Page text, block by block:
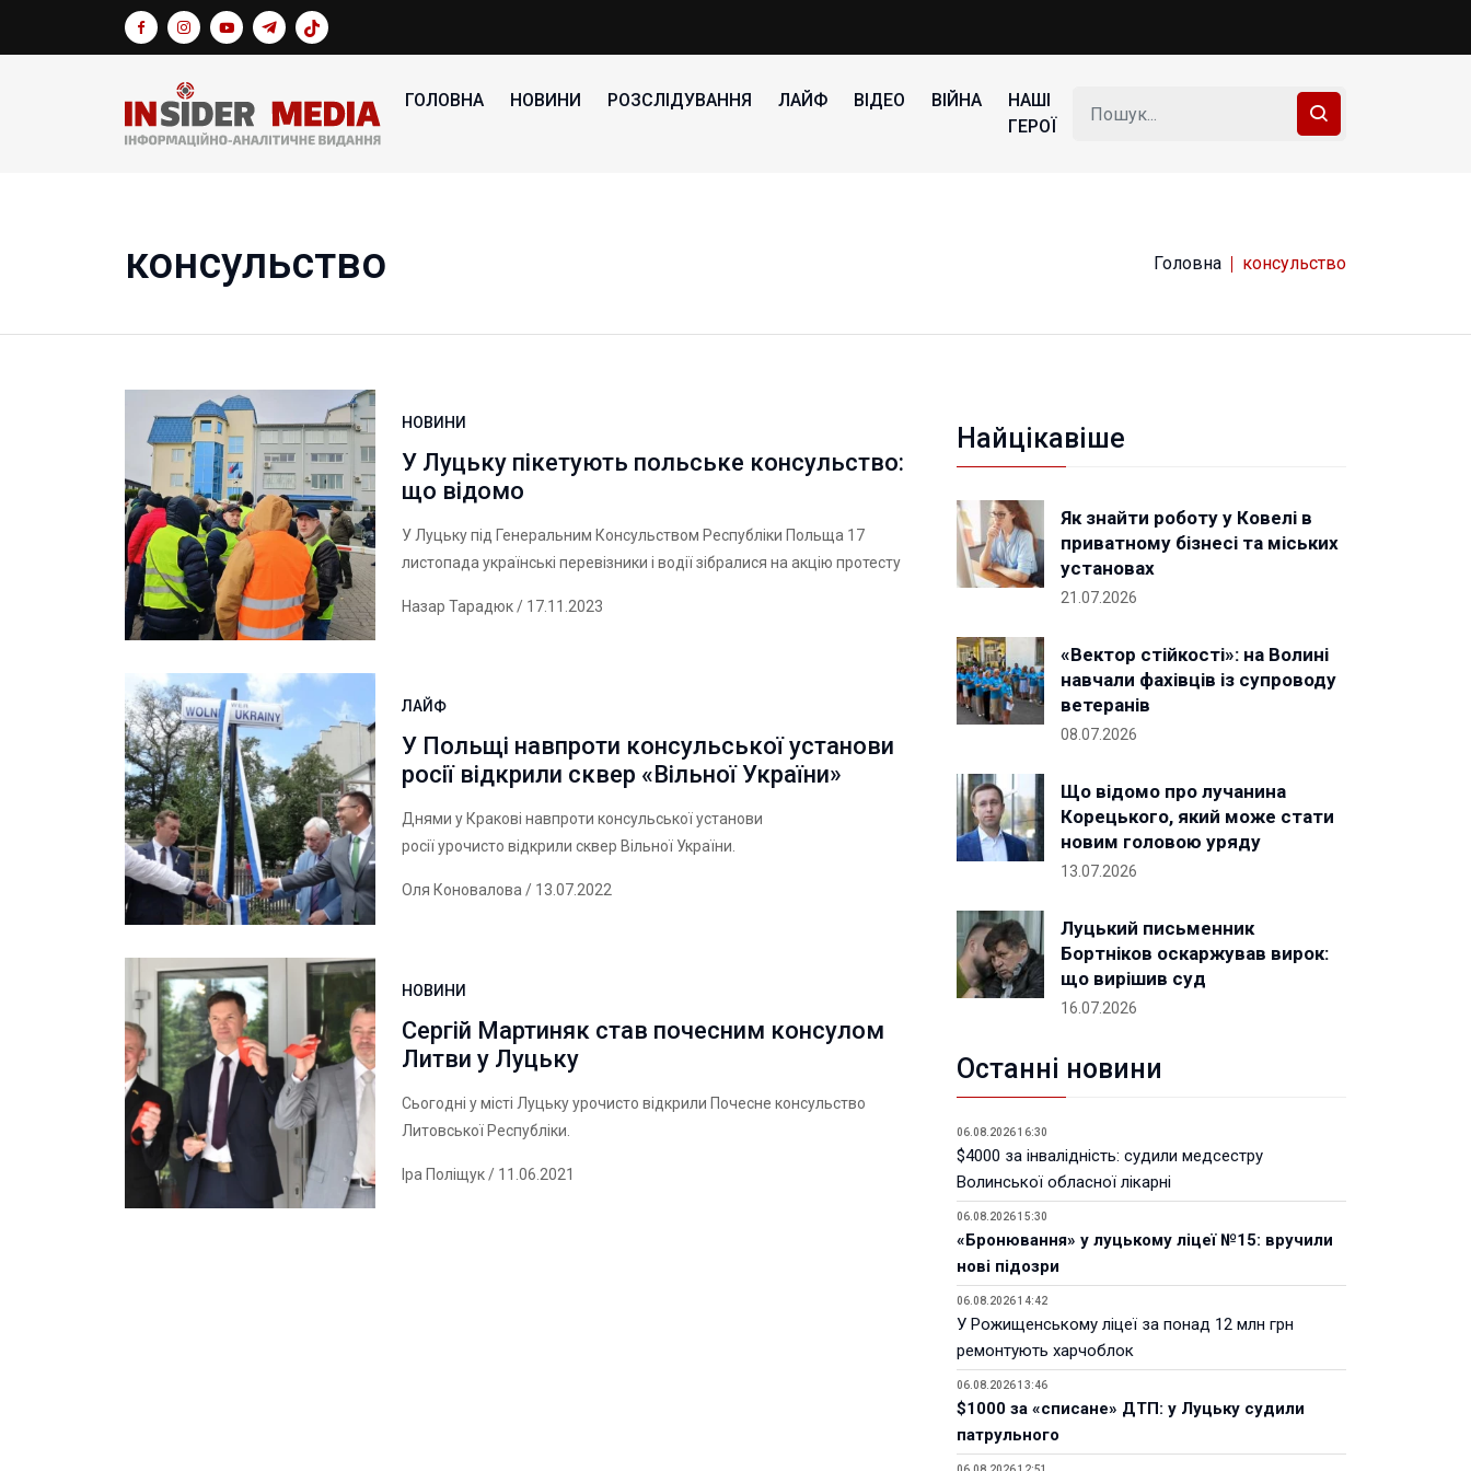
ГОЛОВНА НОВИНИ РОЗСЛІДУВАННЯ ЛАЙФ ВІДЕО ВІЙНА
НАШІ
ГЕРОЇ
консульство Головна консульство
НОВИНИ
У Луцьку пікетують польське консульство:
що відомо
У Луцьку під Генеральним Консульством Республіки Польща 17
листопада українські перевізники і водії зібралися на акцію протесту
Назар Тарадюк/ 17.11.2023
ЛАЙФ
У Польщі навпроти консульської установи
росії відкрили сквер «Вільної України»
Днями у Кракові навпроти консульської установи
росії урочисто відкрили сквер Вільної України.
Оля Коновалова/ 13.07.2022
НОВИНИ
Сергій Мартиняк став почесним консулом
Литви у Луцьку
Сьогодні у місті Луцьку урочисто відкрили Почесне консульство
Литовської Республіки.
Іра Поліщук/ 11.06.2021
Найцікавіше
Як знайти роботу у Ковелі в
приватному бізнесі та міських
установах
21.07.2026
«Вектор стійкості»: на Волині
навчали фахівців із супроводу
ветеранів
08.07.2026
Що відомо про лучанина
Корецького, який може стати
новим головою уряду
13.07.2026
Луцький письменник
Бортніков оскаржував вирок:
що вирішив суд
16.07.2026
Останні новини
06.08.2026 16:30
$4000 за інвалідність: судили медсестру
Волинської обласної лікарні
06.08.2026 15:30
«Бронювання» у луцькому ліцеї №15: вручили
нові підозри
06.08.2026 14:42
У Рожищенському ліцеї за понад 12 млн грн
ремонтують харчоблок
06.08.2026 13:46
$1000 за «списане» ДТП: у Луцьку судили
патрульного